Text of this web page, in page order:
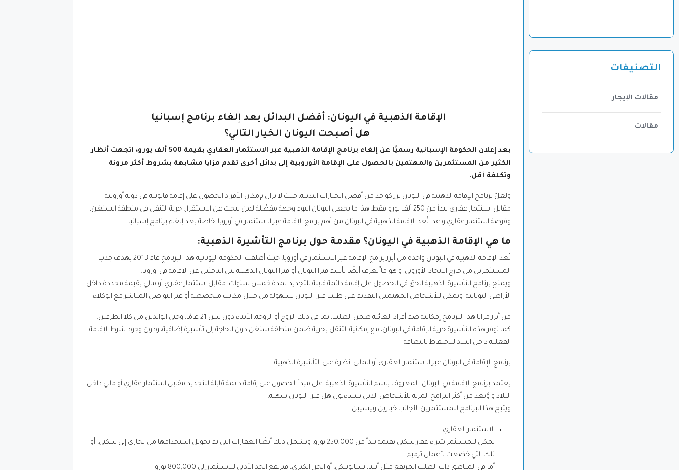
التصنيفات
مقالات الإيجار
مقالات
الإقامة الذهبية في اليونان: أفضل البدائل بعد إلغاء برنامج إسبانيا
هل أصبحت اليونان الخيار التالي؟
بعد إعلان الحكومة الإسبانية رسميًا عن إلغاء برنامج الإقامة الذهبية عبر الاستثمار العقاري بقيمة 500 ألف يورو، اتجهت أنظار
الكثير من المستثمرين والمهتمين بالحصول على الإقامة الأوروبية إلى بدائل أخرى تقدم مزايا مشابهة بشروط أكثر مرونة
وتكلفة أقل.
ولعلّ برنامج الإقامة الذهبية في اليونان برز كواحد من أفضل الخيارات البديلة، حيث لا يزال بإمكان الأفراد الحصول على إقامة قانونية في دولة أوروبية
مقابل استثمار عقاري يبدأ من 250 ألف يورو فقط. هذا ما يجعل اليونان اليوم وجهة مفضّلة لمن يبحث عن الاستقرار، حرية التنقل في منطقة الشنغن،
وفرصة استثمار عقاري واعد. تُعد الإقامة الذهبية في اليونان من أهم برامج الإقامة عبر الاستثمار في أوروبا، خاصة بعد إلغاء برنامج إسبانيا.
ما هي الإقامة الذهبية في اليونان؟ مقدمة حول برنامج التأشيرة الذهبية:
تُعد الإقامة الذهبية في اليونان واحدة من أبرز برامج الإقامة عبر الاستثمار في أوروبا، حيث أطلقت الحكومة اليونانية هذا البرنامج عام 2013 بهدف جذب
المستثمرين من خارج الاتحاد الأوروبي. و هو ما ُيعرف أيضًا بأسم فيزا اليونان أو فيزا اليونان الذهبية بين الباحثين عن الاقامة في اوروبا.
ويمنح برنامج التأشيرة الذهبية الحق في الحصول على إقامة دائمة قابلة للتجديد لمدة خمس سنوات، مقابل استثمار عقاري أو مالي بقيمة محددة داخل
الأراضي اليونانية. ويمكن للأشخاص المهتمين التقديم على طلب فيزا اليونان بسهولة من خلال مكاتب متخصصة أو عبر التواصل المباشر مع الوكلاء.
من أبرز مزايا هذا البرنامج إمكانية ضم أفراد العائلة ضمن الطلب، بما في ذلك الزوج أو الزوجة، الأبناء دون سن 21 عامًا، وحتى الوالدين من كلا الطرفين.
كما توفر هذه التأشيرة حرية الإقامة في اليونان، مع إمكانية التنقل بحرية ضمن منطقة شنغن دون الحاجة إلى تأشيرة إضافية، ودون وجود شرط الإقامة
الفعلية داخل البلاد للاحتفاظ بالبطاقة.
برنامج الإقامة في اليونان عبر الاستثمار العقاري أو المالي: نظرة على التأشيرة الذهبية
يعتمد برنامج الإقامة في اليونان، المعروف باسم التأشيرة الذهبية، على مبدأ الحصول على إقامة دائمة قابلة للتجديد مقابل استثمار عقاري أو مالي داخل
البلاد و وُيعد من أكثر البرامج المرنة للأشخاص الذين يتساءلون هل فيزا اليونان سهلة.
ويتيح هذا البرنامج للمستثمرين الأجانب خيارين رئيسيين:
الاستثمار العقاري:
يمكن للمستثمر شراء عقار سكني بقيمة تبدأ من 250,000 يورو، ويشمل ذلك أيضًا العقارات التي تم تحويل استخدامها من تجاري إلى سكني، أو
تلك التي خضعت لأعمال ترميم.
أما في المناطق ذات الطلب المرتفع مثل أثينا، تسالونيكي، أو الجزر الكبرى، فيرتفع الحد الأدنى للاستثمار إلى 800,000 يورو.